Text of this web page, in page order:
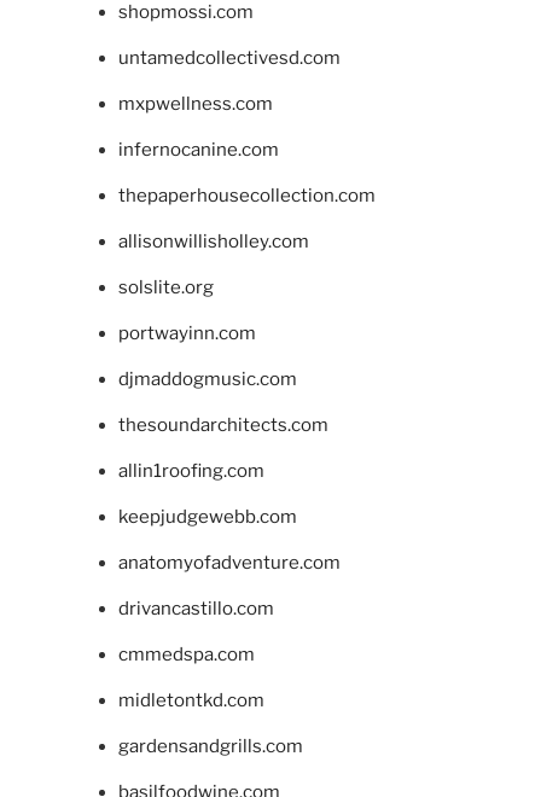
shopmossi.com
untamedcollectivesd.com
mxpwellness.com
infernocanine.com
thepaperhousecollection.com
allisonwillisholley.com
solslite.org
portwayinn.com
djmaddogmusic.com
thesoundarchitects.com
allin1roofing.com
keepjudgewebb.com
anatomyofadventure.com
drivancastillo.com
cmmedspa.com
midletontkd.com
gardensandgrills.com
basilfoodwine.com